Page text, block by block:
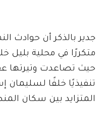
جدير بالذكر أن
متكررًا في محلية بليل
حيث تصاعدت وتيرتها
تنفيذيًا خلفًا
المتزايد بين سكان